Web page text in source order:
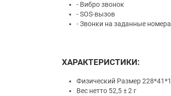
- Вибро звонок
- SOS-вызов
- Звонки на заданные номера
ХАРАКТЕРИСТИКИ:
Физический Размер
Вес нетто 52,5 ± 2 г